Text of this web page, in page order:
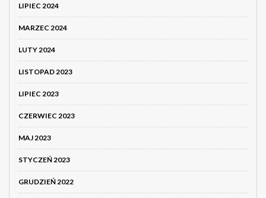
LIPIEC 2024
MARZEC 2024
LUTY 2024
LISTOPAD 2023
LIPIEC 2023
CZERWIEC 2023
MAJ 2023
STYCZEŃ 2023
GRUDZIEŃ 2022